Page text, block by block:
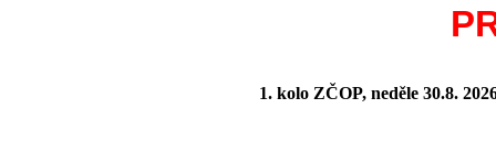
1. kolo ZČOP, neděle 30.8.